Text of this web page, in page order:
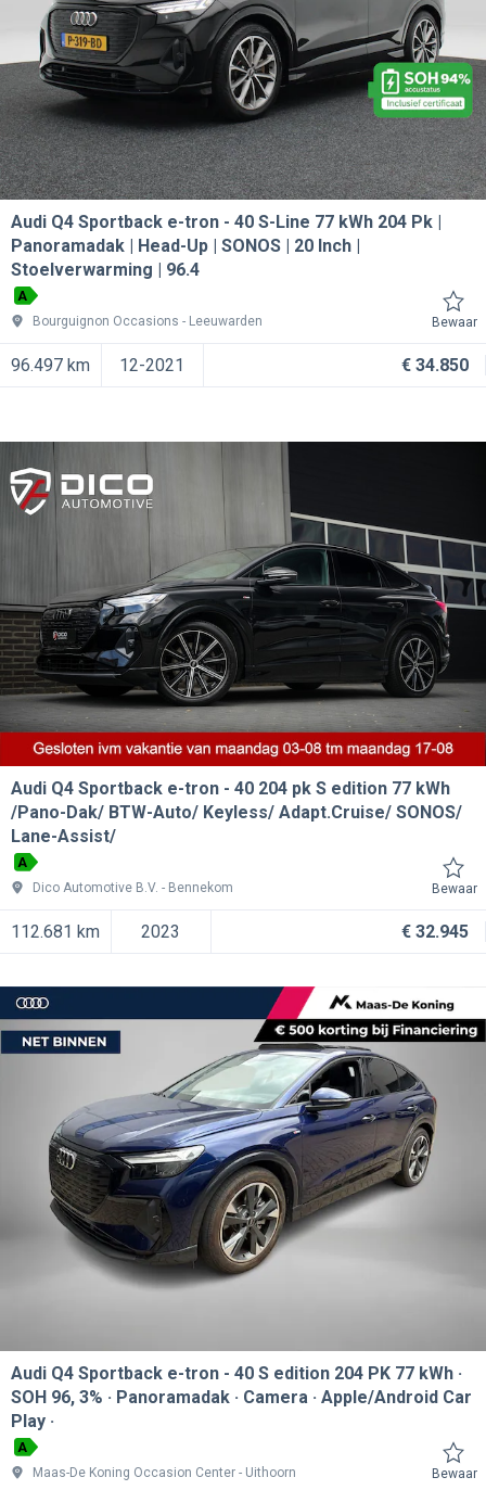
Audi Q4 Sportback e-tron
40 S-Line 77 kWh 204 Pk |
Panoramadak | Head-Up | SONOS | 20 Inch |
Stoelverwarming | 96.4
A
Bourguignon Occasions
Leeuwarden Bewaar
96.497 km 12-2021 € 34.850
Audi Q4 Sportback e-tron
40 204 pk S edition 77 kWh
/Pano-Dak/ BTW-Auto/ Keyless/ Adapt.Cruise/ SONOS/
Lane-Assist/
A
Dico Automotive B.V.
Bennekom Bewaar
112.681 km 2023 € 32.945
Audi Q4 Sportback e-tron
40 S edition 204 PK 77 kWh ·
SOH 96, 3% · Panoramadak · Camera · Apple/Android Car
Play ·
A
Maas-De Koning Occasion Center
Uithoorn Bewaar